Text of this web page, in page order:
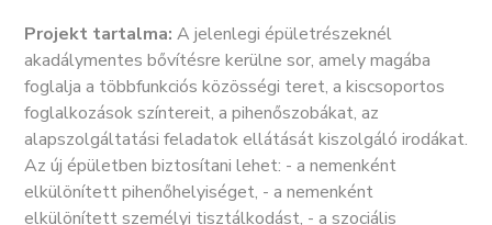
Projekt tartalma: A jelenlegi épületrészeknél
akadálymentes bővítésre kerülne sor, amely magába
foglalja a többfunkciós közösségi teret, a kiscsoportos
foglalkozások színtereit, a pihenőszobákat, az
alapszolgáltatási feladatok ellátását kiszolgáló irodákat.
Az új épületben biztosítani lehet: - a nemenként
elkülönített pihenőhelyiséget, - a nemenként
elkülönített személyi tisztálkodást, - a szociális